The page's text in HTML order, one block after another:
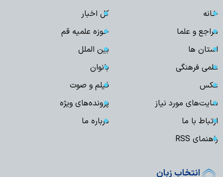
خانه
کل اخبار
مراجع و علما
حوزه علمیه قم
استان ها
بین الملل
علمی فرهنگی
بانوان
عکس
فیلم و صوت
سایت‌های مورد نیاز
پرونده‌های ویژه
ارتباط با ما
درباره ما
راهنمای RSS
انتخاب زبان